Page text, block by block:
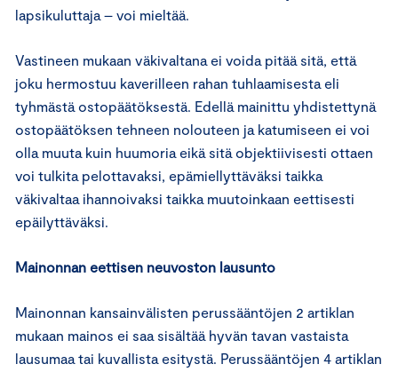
lapsikuluttaja – voi mieltää.
Vastineen mukaan väkivaltana ei voida pitää sitä, että
joku hermostuu kaverilleen rahan tuhlaamisesta eli
tyhmästä ostopäätöksestä. Edellä mainittu yhdistettynä
ostopäätöksen tehneen nolouteen ja katumiseen ei voi
olla muuta kuin huumoria eikä sitä objektiivisesti ottaen
voi tulkita pelottavaksi, epämiellyttäväksi taikka
väkivaltaa ihannoivaksi taikka muutoinkaan eettisesti
epäilyttäväksi.
Mainonnan eettisen neuvoston lausunto
Mainonnan kansainvälisten perussääntöjen 2 artiklan
mukaan mainos ei saa sisältää hyvän tavan vastaista
lausumaa tai kuvallista esitystä. Perussääntöjen 4 artiklan